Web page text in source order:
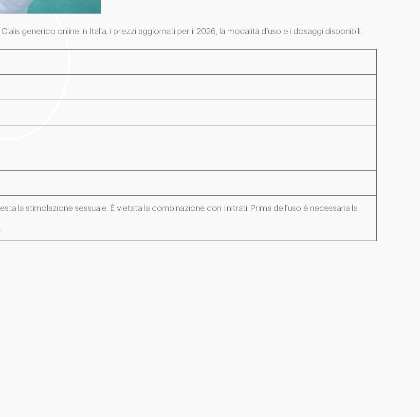
generico online in Italia, i prezzi aggiornati per il 2026, la modalità d’uso e i dosaggi disponibili.
la stimolazione sessuale. È vietata la combinazione con i nitrati. Prima dell’uso è necessaria la